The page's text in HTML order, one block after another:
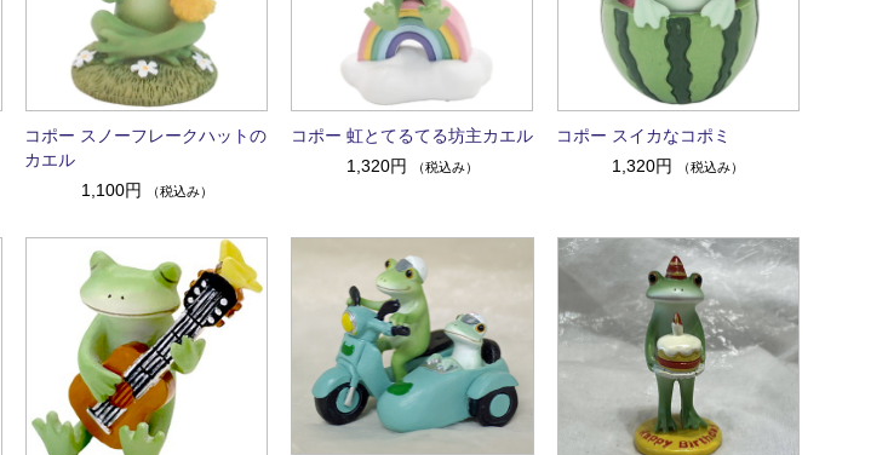
コポー スノーフレークハットの
カエル
1,100円
（税込み）
コポー 虹とてるてる坊主カエル
1,320円
（税込み）
コポー スイカなコポミ
1,320円
（税込み）